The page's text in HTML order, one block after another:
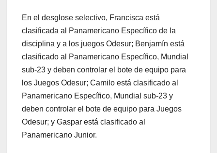
En el desglose selectivo, Francisca está
clasificada al Panamericano Específico de la
disciplina y a los juegos Odesur; Benjamín está
clasificado al Panamericano Específico, Mundial
sub-23 y deben controlar el bote de equipo para
los Juegos Odesur; Camilo está clasificado al
Panamericano Específico, Mundial sub-23 y
deben controlar el bote de equipo para Juegos
Odesur; y Gaspar está clasificado al
Panamericano Junior.